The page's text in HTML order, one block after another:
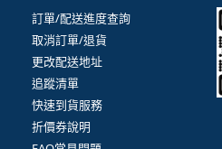
訂單/配送進度查詢
取消訂單/退貨
更改配送地址
追蹤清單
快速到貨服務
折價券說明